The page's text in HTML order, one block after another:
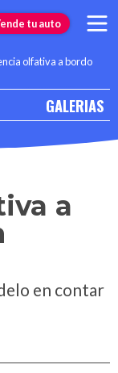
tu auto
olfativa a bordo
GALERIAS
a
en contar